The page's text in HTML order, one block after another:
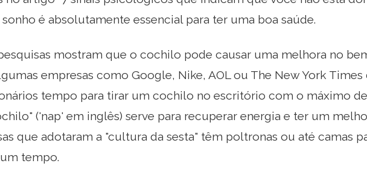
é absolutamente essencial para ter uma boa saúde.
mostram que o cochilo pode causar uma melhora no
empresas como Google, Nike, AOL ou The New York Times
tempo para tirar um cochilo no escritório com o máximo de
('nap' em inglês) serve para recuperar energia e ter um
que adotaram a "cultura da sesta" têm poltronas ou até camas
tempo.